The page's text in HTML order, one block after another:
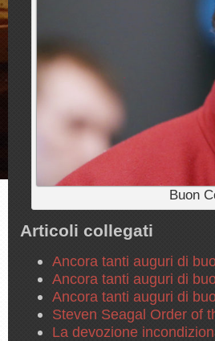
Buon
Articoli collegati
Ancora tanti auguri di
Ancora tanti auguri di
Ancora tanti auguri di
Steven Seagal Order of
La devozione